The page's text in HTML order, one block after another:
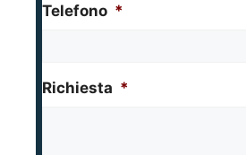
Telefono *
Richiesta *